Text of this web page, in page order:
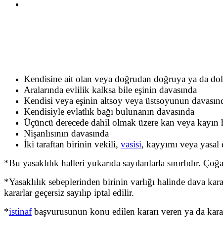
Kendisine ait olan veya doğrudan doğruya ya da
Aralarında evlilik kalksa bile eşinin davasında
Kendisi veya eşinin altsoy veya üstsoyunun
Kendisiyle evlatlık bağı bulunanın davasında
Üçüncü derecede dahil olmak üzere kan veya kayın
Nişanlısının davasında
İki taraftan birinin vekili, vasisi, kayyımı veya yasal
*Bu yasaklılık halleri yukarıda sayılanlarla sınırlıdır.
*Yasaklılık sebeplerinden birinin varlığı halinde dava
kararlar geçersiz sayılıp iptal edilir.
*istinafbaşvurusunun konu edilen kararı veren ya da